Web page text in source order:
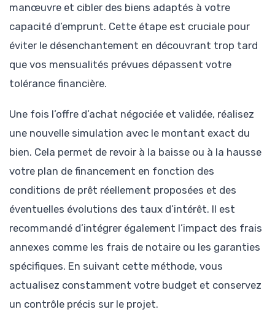
manœuvre et cibler des biens adaptés à votre
capacité d’emprunt. Cette étape est cruciale pour
éviter le désenchantement en découvrant trop tard
que vos mensualités prévues dépassent votre
tolérance financière.
Une fois l’offre d’achat négociée et validée, réalisez
une nouvelle simulation avec le montant exact du
bien. Cela permet de revoir à la baisse ou à la hausse
votre plan de financement en fonction des
conditions de prêt réellement proposées et des
éventuelles évolutions des taux d’intérêt. Il est
recommandé d’intégrer également l’impact des frais
annexes comme les frais de notaire ou les garanties
spécifiques. En suivant cette méthode, vous
actualisez constamment votre budget et conservez
un contrôle précis sur le projet.